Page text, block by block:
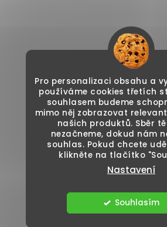
Pro personalizaci obsahu a
používáme cookies třetích
souhlasem budeme
mimo něj zobrazovat
našich produktů. Sběr
nezačneme, dokud nám
souhlas. Pokud chcete
klikněte na tlačítko
Nastavení
Souhlasím